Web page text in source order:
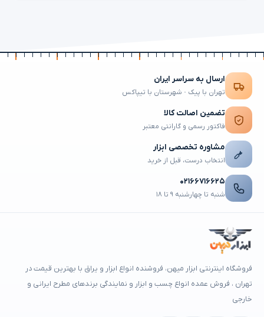
ارسال به سراسر ایران
تهران با پیک · شهرستان با تیپاکس
تضمین اصالت کالا
فاکتور رسمی و گارانتی معتبر
مشاوره تخصصی ابزار
انتخاب درست، قبل از خرید
۰۲۱۶۶۷۱۶۶۲۵
شنبه تا چهارشنبه ۹ تا ۱۸
فروشگاه اینترنتی ابزار میهن، فروشنده انواع ابزار و یراق با بهترین قیمت در
تهران ، فروش عمده انواع چسب و ابزار و نمایندگی برندهای مطرح ایرانی و
خارجی